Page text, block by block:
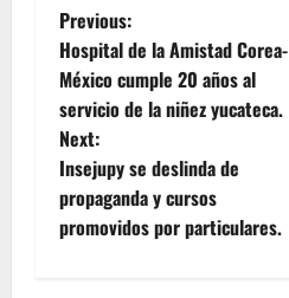
P
o
s
t
n
Previous:
Hospital de la Amistad Corea-
México cumple 20 años al
servicio de la niñez yucateca.
Next:
Insejupy se deslinda de
propaganda y cursos
promovidos por particulares.